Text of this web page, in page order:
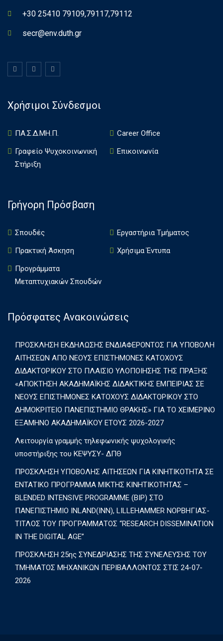
+30 25410 79109,79117,79112
secr@env.duth.gr
Χρήσιμοι Σύνδεσμοι
ΠΑ.Σ.Δ.ΜΗ.Π.
Career Office
Γραφείο Ψυχοκοινωνική
Στήριξη
Επικοινωνία
Γρήγορη Πρόσβαση
Σπουδές
Εργαστήρια Τμήματος
Πρακτική Άσκηση
Χρήσιμα Έντυπα
Πρoγράμματα
Μεταπτυχιακών Σπουδών
Πρόσφατες Ανακοινώσεις
ΠΡΟΣΚΛΗΣΗ ΕΚΔΗΛΩΣΗΣ ΕΝΔΙΑΦΕΡΟΝΤΟΣ ΓΙΑ ΥΠΟΒΟΛΗ
ΑΙΤΗΣΕΩΝ ΑΠΟ ΝΕΟΥΣ ΕΠΙΣΤΗΜΟΝΕΣ ΚΑΤΟΧΟΥΣ
ΔΙΔΑΚΤΟΡΙΚΟΥ ΣΤΟ ΠΛΑΙΣΙΟ ΥΛΟΠΟΙΗΣΗΣ ΤΗΣ ΠΡΑΞΗΣ
«ΑΠΟΚΤΗΣΗ ΑΚΑΔΗΜΑΪΚΗΣ ΔΙΔΑΚΤΙΚΗΣ ΕΜΠΕΙΡΙΑΣ ΣΕ
ΝΕΟΥΣ ΕΠΙΣΤΗΜΟΝΕΣ ΚΑΤΟΧΟΥΣ ΔΙΔΑΚΤΟΡΙΚΟΥ ΣΤΟ
ΔΗΜΟΚΡΙΤΕΙΟ ΠΑΝΕΠΙΣΤΗΜΙΟ ΘΡΑΚΗΣ» ΓΙΑ ΤΟ ΧΕΙΜΕΡΙΝΟ
ΕΞΑΜΗΝΟ ΑΚΑΔΗΜΑΪΚΟΥ ΕΤΟΥΣ 2026-2027
Λειτουργία γραμμής τηλεφωνικής ψυχολογικής
υποστήριξης του ΚΕΨΥΣΥ- ΔΠΘ
ΠΡΟΣΚΛΗΣΗ ΥΠΟΒΟΛΗΣ ΑΙΤΗΣΕΩΝ ΓΙΑ ΚΙΝΗΤΙΚΟΤΗΤΑ ΣΕ
ΕΝΤΑΤΙΚΟ ΠΡΟΓΡΑΜΜΑ ΜΙΚΤΗΣ ΚΙΝΗΤΙΚΟΤΗΤΑΣ –
BLENDED INTENSIVE PROGRAMME (BIP) ΣΤΟ
ΠΑΝΕΠΙΣΤΗΜΙΟ INLAND(INN), LILLEHAMMER ΝΟΡΒΗΓΙΑΣ-
ΤΙΤΛΟΣ ΤΟΥ ΠΡΟΓΡΑΜΜΑΤΟΣ “RESEARCH DISSEMINATION
IN THE DIGITAL AGE”
ΠΡΟΣΚΛΗΣΗ 25ης ΣΥΝΕΔΡΙΑΣΗΣ ΤΗΣ ΣΥΝΕΛΕΥΣΗΣ ΤΟΥ
ΤΜΗΜΑΤΟΣ ΜΗΧΑΝΙΚΩΝ ΠΕΡΙΒΑΛΛΟΝΤΟΣ ΣΤΙΣ 24-07-
2026